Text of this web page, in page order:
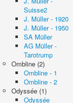
Suisse2
J. Müller - 1920
J. Müller - 1950
SA Müller
AG Müller -
Tarotrump
Ombline (2)
Ombline - 1
Ombline - 2
Odyssée (1)
Odyssée